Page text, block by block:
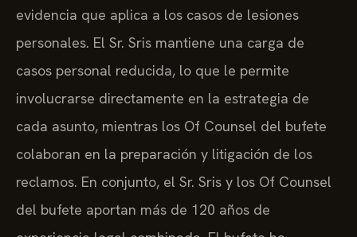
evidencia que aplica a los casos de lesiones
personales. El Sr. Sris mantiene una carga de
casos personal reducida, lo que le permite
involucrarse directamente en la estrategia de
cada asunto, mientras los Of Counsel del bufete
colaboran en la preparación y litigación de los
reclamos. En conjunto, el Sr. Sris y los Of Counsel
del bufete aportan más de 120 años de